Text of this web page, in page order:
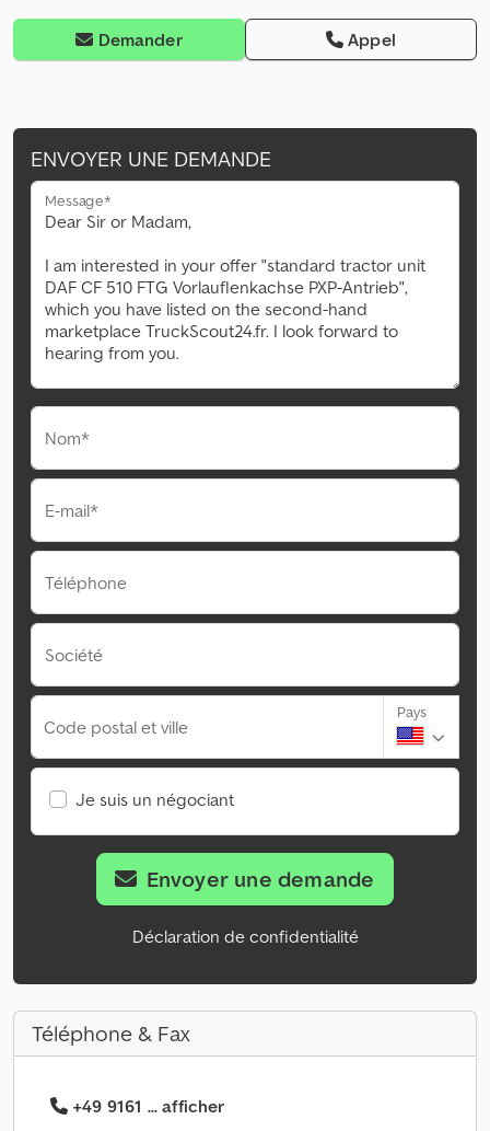
Demander Appel
ENVOYER UNE DEMANDE
Message*
Nom*
E-mail*
Téléphone
Société
Code postal et ville
Pays
Je suis un négociant
Envoyer une demande
Déclaration de confidentialité
Téléphone & Fax
+49 9161 ... afficher